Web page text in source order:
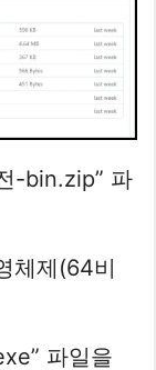
-bin.zip” 파
체제(64비
파일을